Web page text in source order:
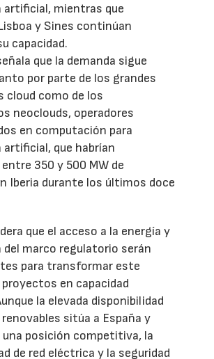
mientras que
y Sines continúan
capacidad.
que la demanda sigue
por parte de los grandes
cloud como de los
neoclouds, operadores
en computación para
que habrían
350 y 500 MW de
Iberia durante los últimos doce
que el acceso a la energía y
del marco regulatorio serán
para transformar este
en capacidad
la elevada disponibilidad
sitúa a España y
una posición competitiva, la
de red eléctrica y la seguridad